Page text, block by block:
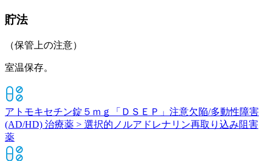
貯法
（保管上の注意）
室温保存。
アトモキセチン錠５ｍｇ「ＤＳＥＰ」 注意欠陥/多動性障害
(AD/HD) 治療薬 > 選択的ノルアドレナリン再取り込み阻害
薬